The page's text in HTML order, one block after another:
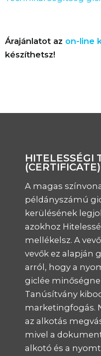
Árajánlatot az on-line
készíthetsz!
HITELESSÉGI
A magas
példányszámú
kerülésének
azokhoz
mellékelsz. A
vevők ez alapján
arról, hogy a
giclée
Tanúsítvány
marketingfogás.
az alkotás
mivel a
alkotó és a